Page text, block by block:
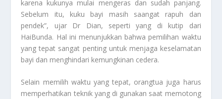
karena kukunya mulai mengeras dan sudah panjang.
Sebelum itu, kuku bayi masih saangat rapuh dan
pendek”, ujar Dr Dian, seperti yang di kutip dari
HaiBunda. Hal ini menunjukkan bahwa pemilihan waktu
yang tepat sangat penting untuk menjaga keselamatan
bayi dan menghindari kemungkinan cedera.
Selain memilih waktu yang tepat, orangtua juga harus
memperhatikan teknik yang di gunakan saat memotong